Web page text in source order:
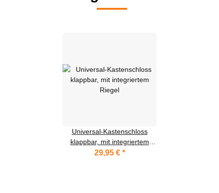
Universal-Kastenschloss
klappbar, mit integriertem
Riegel
29,95 € *